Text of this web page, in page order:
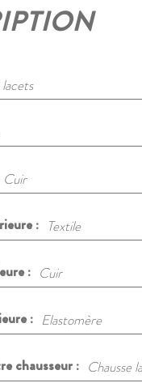
Cuir
: Textile
: Cuir
: Elastomère
chausseur : Chausse